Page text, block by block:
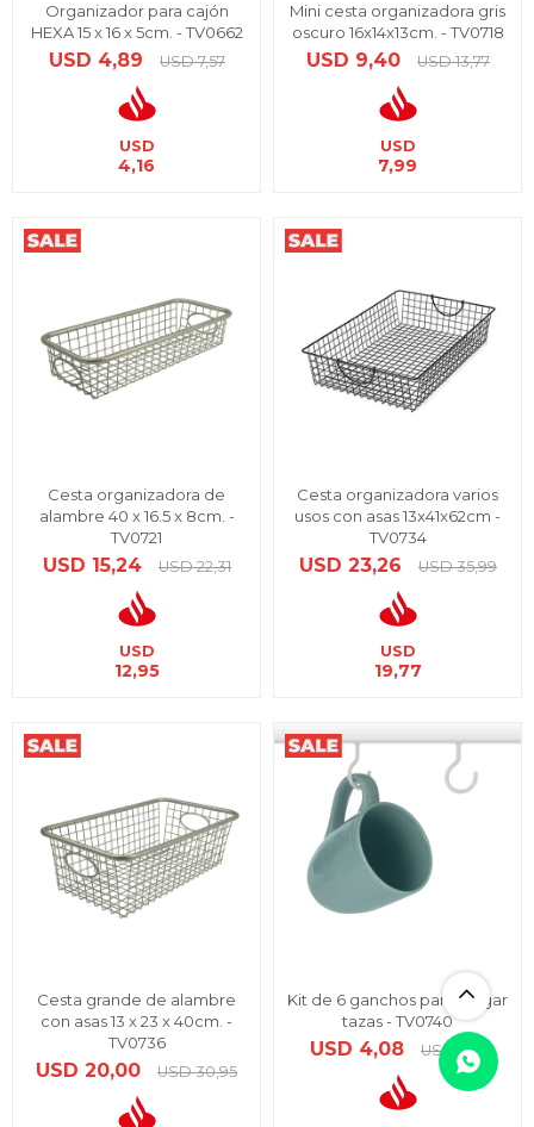
Organizador para cajón
HEXA 15 x 16 x 5cm. - TV0662
USD 4,89 USD 7,57
USD
4,16
Mini cesta organizadora gris
oscuro 16x14x13cm. - TV0718
USD 9,40 USD 13,77
USD
7,99
Cesta organizadora de
alambre 40 x 16.5 x 8cm. -
TV0721
USD 15,24 USD 22,31
USD
12,95
Cesta organizadora varios
usos con asas 13x41x62cm -
TV0734
USD 23,26 USD 35,99
USD
19,77
Cesta grande de alambre
con asas 13 x 23 x 40cm. -
TV0736
USD 20,00 USD 30,95
Kit de 6 ganchos para colgar
tazas - TV0740
USD 4,08 USD 6,31